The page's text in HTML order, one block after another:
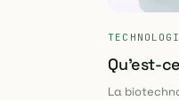
Qu'est-
La